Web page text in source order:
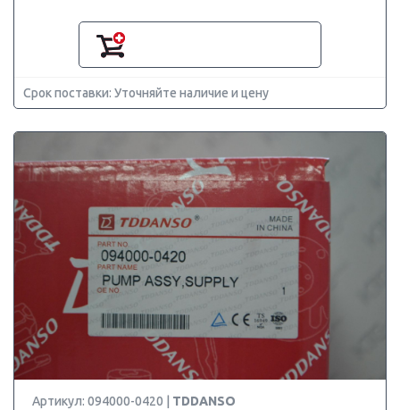
Срок поставки: Уточняйте наличие и цену
Артикул: 094000-0420 | TDDANSO